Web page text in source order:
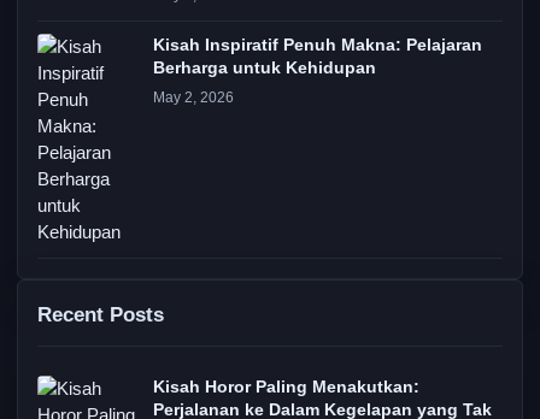
Kisah Inspiratif Penuh Makna: Pelajaran
Berharga untuk Kehidupan
May 2, 2026
Recent Posts
Kisah Horor Paling Menakutkan:
Perjalanan ke Dalam Kegelapan yang Tak